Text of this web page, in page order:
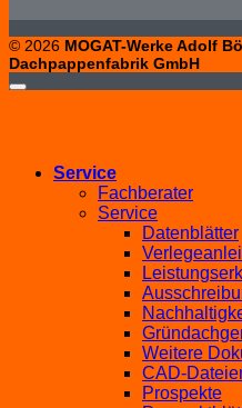
© 2026 MOGAT-Werke Adolf
Dachpappenfabrik GmbH
Service
Fachberater
Service
Datenblätter
Weitere
CAD-
Prospekte